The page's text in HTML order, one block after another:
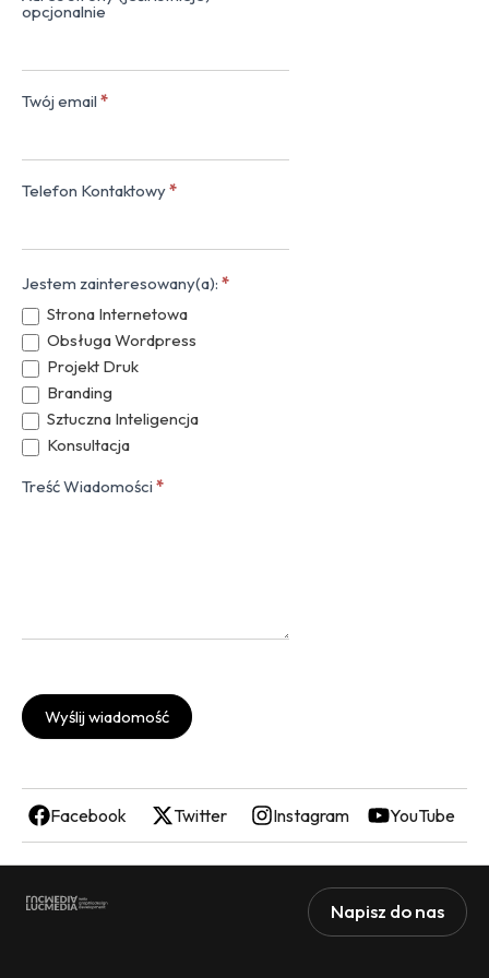
opcjonalnie
Twój email *
Telefon Kontaktowy*
Jestem zainteresowany(a): *
Strona Internetowa
Obsługa Wordpress
Projekt Druk
Branding
Sztuczna Inteligencja
Konsultacja
Treść Wiadomości *
Wyślij wiadomość
Facebook Twitter Instagram YouTube
Napisz do nas